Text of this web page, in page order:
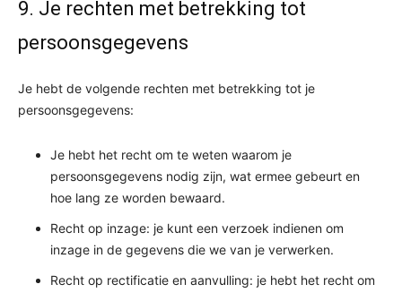
9. Je rechten met betrekking tot
persoonsgegevens
Je hebt de volgende rechten met betrekking tot je
persoonsgegevens:
Je hebt het recht om te weten waarom je
persoonsgegevens nodig zijn, wat ermee gebeurt en
hoe lang ze worden bewaard.
Recht op inzage: je kunt een verzoek indienen om
inzage in de gegevens die we van je verwerken.
Recht op rectificatie en aanvulling: je hebt het recht om